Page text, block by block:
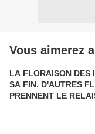
Vous aimerez
LA FLORAISON DES
SA FIN. D'AUTRES
PRENNENT LE